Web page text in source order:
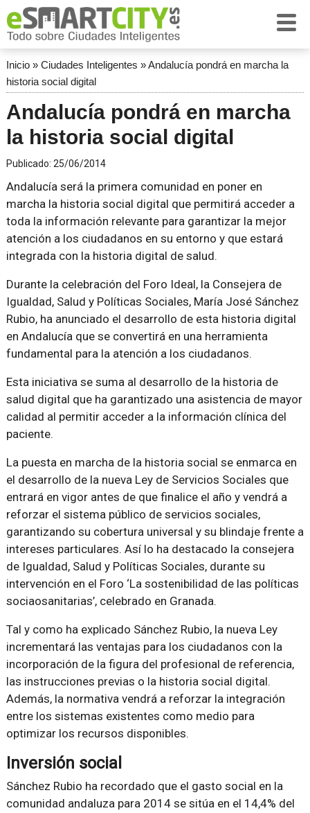
Inicio» Ciudades Inteligentes »Andalucía pondrá en marcha la
historia social digital
Andalucía pondrá en marcha
la historia social digital
Publicado: 25/06/2014
Andalucía será la primera comunidad en poner en
marcha la historia social digital que permitirá acceder a
toda la información relevante para garantizar la mejor
atención a los ciudadanos en su entorno y que estará
integrada con la historia digital de salud.
Durante la celebración del Foro Ideal, la Consejera de
Igualdad, Salud y Políticas Sociales, María José Sánchez
Rubio, ha anunciado el desarrollo de esta historia digital
en Andalucía que se convertirá en una herramienta
fundamental para la atención a los ciudadanos.
Esta iniciativa se suma al desarrollo de la historia de
salud digital que ha garantizado una asistencia de mayor
calidad al permitir acceder a la información clínica del
paciente.
La puesta en marcha de la historia social se enmarca en
el desarrollo de la nueva Ley de Servicios Sociales que
entrará en vigor antes de que finalice el año y vendrá a
reforzar el sistema público de servicios sociales,
garantizando su cobertura universal y su blindaje frente a
intereses particulares. Así lo ha destacado la consejera
de Igualdad, Salud y Políticas Sociales, durante su
intervención en el Foro ‘La sostenibilidad de las políticas
sociaosanitarias’, celebrado en Granada.
Tal y como ha explicado Sánchez Rubio, la nueva Ley
incrementará las ventajas para los ciudadanos con la
incorporación de la figura del profesional de referencia,
las instrucciones previas o la historia social digital.
Además, la normativa vendrá a reforzar la integración
entre los sistemas existentes como medio para
optimizar los recursos disponibles.
Inversión social
Sánchez Rubio ha recordado que el gasto social en la
comunidad andaluza para 2014 se sitúa en el 14,4% del